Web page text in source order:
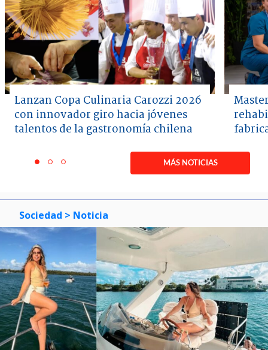
Lanzan Copa Culinaria Carozzi 2026
con innovador giro hacia jóvenes
talentos de la gastronomía chilena
itemitemitem
MÁS NOTICIAS
Sociedad > Noticia